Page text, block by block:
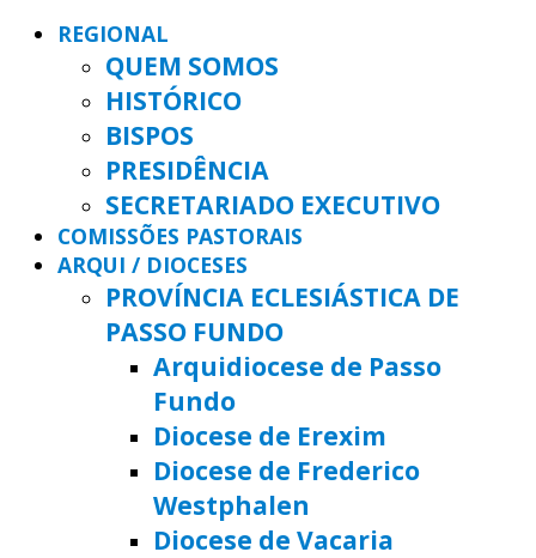
REGIONAL
QUEM SOMOS
HISTÓRICO
BISPOS
PRESIDÊNCIA
SECRETARIADO EXECUTIVO
COMISSÕES PASTORAIS
ARQUI / DIOCESES
PROVÍNCIA ECLESIÁSTICA DE
PASSO FUNDO
Arquidiocese de Passo
Fundo
Diocese de Erexim
Diocese de Frederico
Westphalen
Diocese de Vacaria